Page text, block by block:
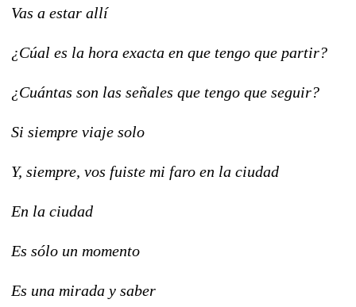
Vas a estar allí
¿Cúal es la hora exacta en que tengo que partir?
¿Cuántas son las señales que tengo que seguir?
Si siempre viaje solo
Y, siempre, vos fuiste mi faro en la ciudad
En la ciudad
Es sólo un momento
Es una mirada y saber